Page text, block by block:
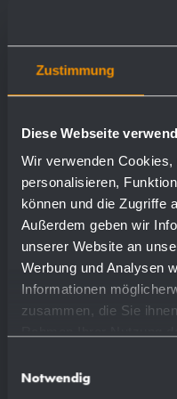
Zustimmung
Diese Webseite
Wir verwenden
personalisieren,
können und die Zugriffe
Außerdem geben wir
unserer Website an
Werbung und Analysen
Informationen
zusammen, die Sie
Notwendig
hochglanzpoliert
Textvorschlag für
Tischseifenspender
(Chromnickelstahl
Montage. Massiver
Seifenpumpe mit